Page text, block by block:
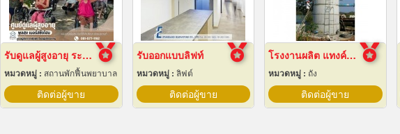
รับดูแลผู้สูงอายุ ระยอง
หมวดหมู่ : สถานพักฟื้นพยาบาล
ติดต่อผู้ขาย
รับออกแบบลิฟท์
หมวดหมู่ : ลิฟต์
ติดต่อผู้ขาย
โรงงานผลิต แทงค์น้ำคอนกรีตสำเร็จรูป
หมวดหมู่ : ถัง
ติดต่อผู้ขาย